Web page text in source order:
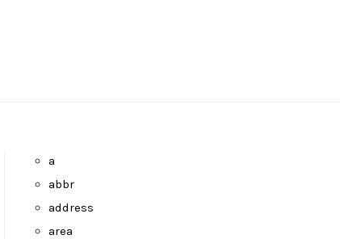
a
abbr
address
area